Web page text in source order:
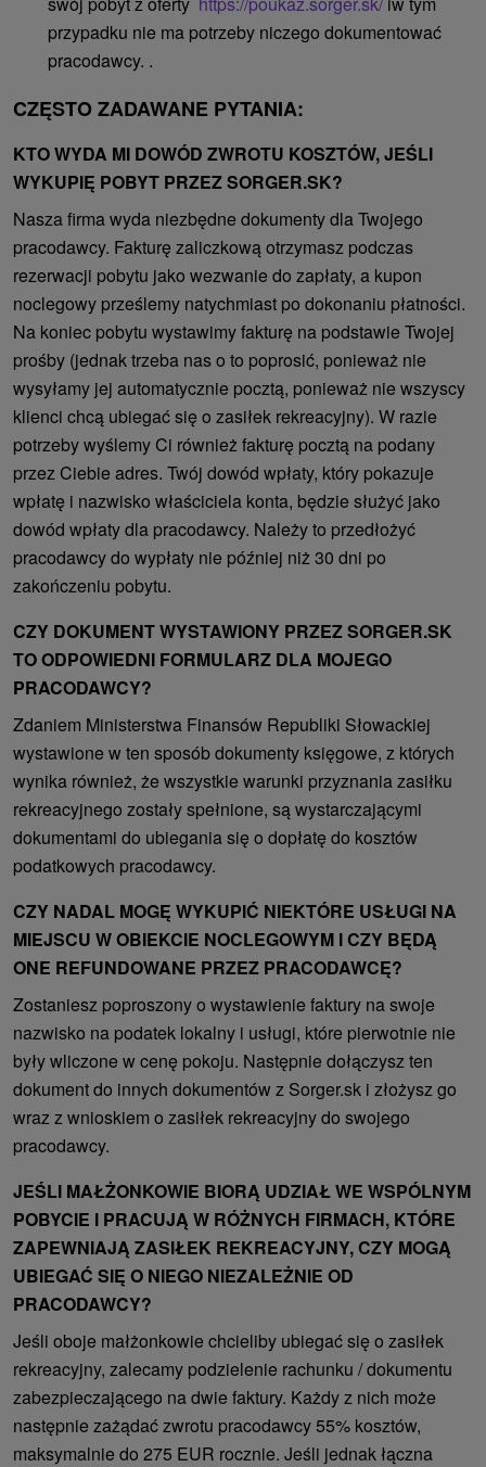
przypadku nie ma potrzeby niczego dokumentować
pracodawcy. .
CZĘSTO ZADAWANE PYTANIA:
KTO WYDA MI DOWÓD ZWROTU KOSZTÓW, JEŚLI
WYKUPIĘ POBYT PRZEZ SORGER.SK?
Nasza firma wyda niezbędne dokumenty dla Twojego
pracodawcy. Fakturę zaliczkową otrzymasz podczas
rezerwacji pobytu jako wezwanie do zapłaty, a kupon
noclegowy prześlemy natychmiast po dokonaniu płatności.
Na koniec pobytu wystawimy fakturę na podstawie Twojej
prośby (jednak trzeba nas o to poprosić, ponieważ nie
wysyłamy jej automatycznie pocztą, ponieważ nie wszyscy
klienci chcą ubiegać się o zasiłek rekreacyjny). W razie
potrzeby wyślemy Ci również fakturę pocztą na podany
przez Ciebie adres. Twój dowód wpłaty, który pokazuje
wpłatę i nazwisko właściciela konta, będzie służyć jako
dowód wpłaty dla pracodawcy. Należy to przedłożyć
pracodawcy do wypłaty nie później niż 30 dni po
zakończeniu pobytu.
CZY DOKUMENT WYSTAWIONY PRZEZ SORGER.SK
TO ODPOWIEDNI FORMULARZ DLA MOJEGO
PRACODAWCY?
Zdaniem Ministerstwa Finansów Republiki Słowackiej
wystawione w ten sposób dokumenty księgowe, z których
wynika również, że wszystkie warunki przyznania zasiłku
rekreacyjnego zostały spełnione, są wystarczającymi
dokumentami do ubiegania się o dopłatę do kosztów
podatkowych pracodawcy.
CZY NADAL MOGĘ WYKUPIĆ NIEKTÓRE USŁUGI NA
MIEJSCU W OBIEKCIE NOCLEGOWYM I CZY BĘDĄ
ONE REFUNDOWANE PRZEZ PRACODAWCĘ?
Zostaniesz poproszony o wystawienie faktury na swoje
nazwisko na podatek lokalny i usługi, które pierwotnie nie
były wliczone w cenę pokoju. Następnie dołączysz ten
dokument do innych dokumentów z Sorger.sk i złożysz go
wraz z wnioskiem o zasiłek rekreacyjny do swojego
pracodawcy.
JEŚLI MAŁŻONKOWIE BIORĄ UDZIAŁ WE WSPÓLNYM
POBYCIE I PRACUJĄ W RÓŻNYCH FIRMACH, KTÓRE
ZAPEWNIAJĄ ZASIŁEK REKREACYJNY, CZY MOGĄ
UBIEGAĆ SIĘ O NIEGO NIEZALEŻNIE OD
PRACODAWCY?
Jeśli oboje małżonkowie chcieliby ubiegać się o zasiłek
rekreacyjny, zalecamy podzielenie rachunku / dokumentu
zabezpieczającego na dwie faktury. Każdy z nich może
następnie zażądać zwrotu pracodawcy 55% kosztów,
maksymalnie do 275 EUR rocznie. Jeśli jednak łączna